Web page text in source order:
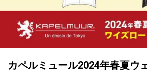
カペルミュール2024年春夏ウ